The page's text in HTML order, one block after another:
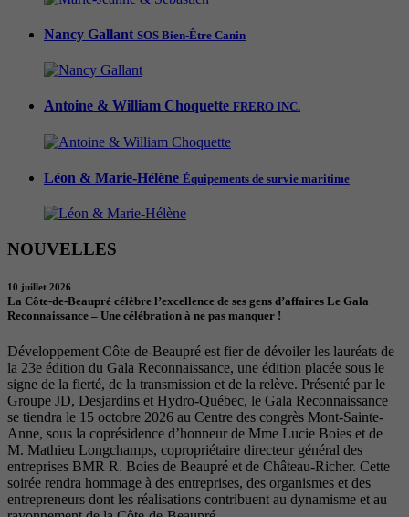
Nancy Gallant SOS Bien-Être Canin
Antoine & William Choquette FRERO INC.
Léon & Marie-Hélène Équipements de survie maritime
NOUVELLES
10 juillet 2026
La Côte-de-Beaupré célèbre l’excellence de ses gens d’affaires Le Gala
Reconnaissance – Une célébration à ne pas manquer !
Développement Côte-de-Beaupré est fier de dévoiler les lauréats de
la 23e édition du Gala Reconnaissance, une édition placée sous le
signe de la fierté, de la transmission et de la relève. Présenté par le
Groupe JD, Desjardins et Hydro-Québec, le Gala Reconnaissance
se tiendra le 15 octobre 2026 au Centre des congrès Mont-Sainte-
Anne, sous la coprésidence d’honneur de Mme Lucie Boies et de
M. Mathieu Longchamps, copropriétaire directeur général des
entreprises BMR R. Boies de Beaupré et de Château-Richer. Cette
soirée rendra hommage à des entreprises, des organismes et des
entrepreneurs dont les réalisations contribuent au dynamisme et au